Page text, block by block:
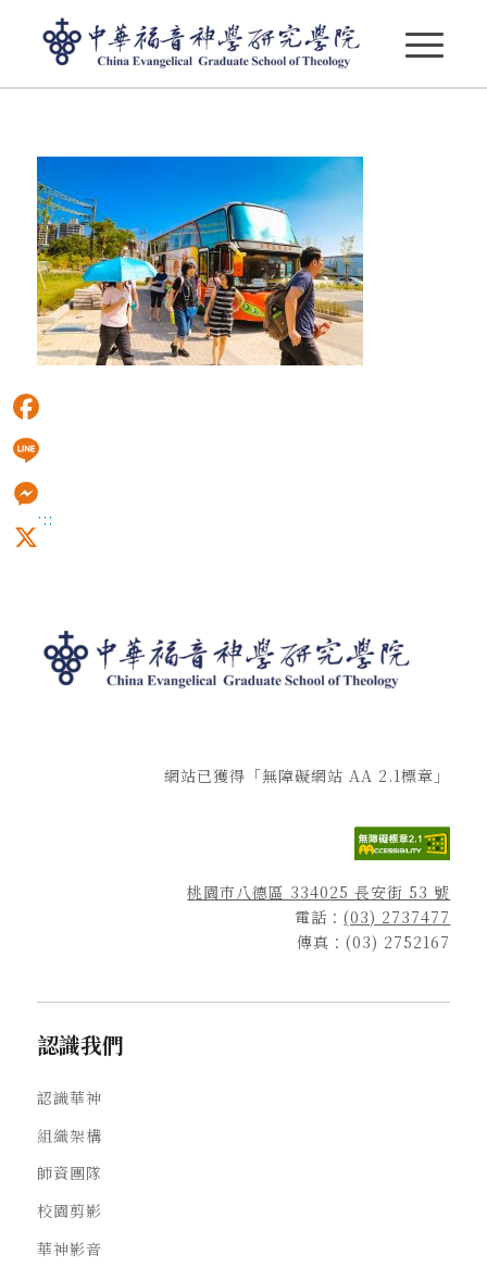
:::
網站已獲得「無障礙網站 AA 2.1標章」
桃園市八德區 334025 長安街 53 號
電話：(03) 2737477
傳真：(03) 2752167
認識我們
認識華神
組織架構
師資團隊
校園剪影
華神影音
Facebook
Line
Messenger